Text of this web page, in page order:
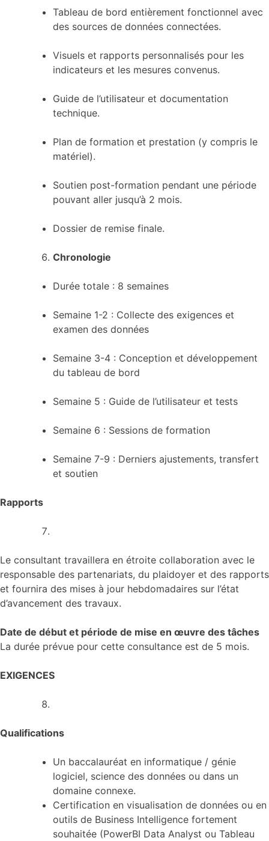
Tableau de bord entièrement fonctionnel avec
des sources de données connectées.
Visuels et rapports personnalisés pour les
indicateurs et les mesures convenus.
Guide de l’utilisateur et documentation
technique.
Plan de formation et prestation (y compris le
matériel).
Soutien post-formation pendant une période
pouvant aller jusqu’à 2 mois.
Dossier de remise finale.
Chronologie
Durée totale : 8 semaines
Semaine 1-2 : Collecte des exigences et
examen des données
Semaine 3-4 : Conception et développement
du tableau de bord
Semaine 5 : Guide de l’utilisateur et tests
Semaine 6 : Sessions de formation
Semaine 7-9 : Derniers ajustements, transfert
et soutien
Rapports
Le consultant travaillera en étroite collaboration avec le
responsable des partenariats, du plaidoyer et des rapports
et fournira des mises à jour hebdomadaires sur l’état
d’avancement des travaux.
Date de début et période de mise en œuvre des tâches
La durée prévue pour cette consultance est de 5 mois.
EXIGENCES
Qualifications
Un baccalauréat en informatique / génie
logiciel, science des données ou dans un
domaine connexe.
Certification en visualisation de données ou en
outils de Business Intelligence fortement
souhaitée (PowerBI Data Analyst ou Tableau